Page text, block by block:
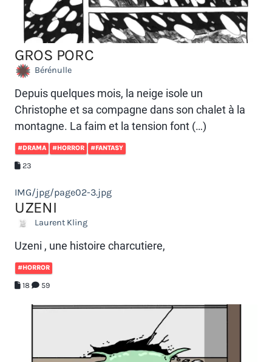
GROS PORC
Bérénulle
Depuis quelques mois, la neige isole un
Christophe et sa compagne dans son chalet à la
montagne. La faim et la tension font (…)
#DRAMA #HORROR #FANTASY
23
IMG/jpg/page02-3.jpg
UZENI
Laurent Kling
Uzeni , une histoire charcutiere,
#HORROR
18 59